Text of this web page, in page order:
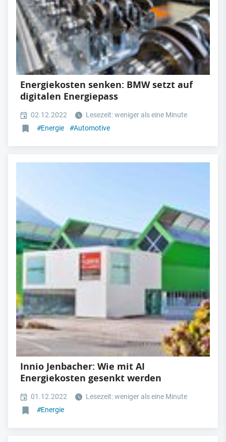
Energiekosten senken: BMW setzt auf
digitalen Energiepass
02.12.2022
Lesezeit: weniger als eine Minute
#Energie #Automotive
Innio Jenbacher: Wie mit AI
Energiekosten gesenkt werden
01.12.2022
Lesezeit: weniger als eine Minute
#Energie